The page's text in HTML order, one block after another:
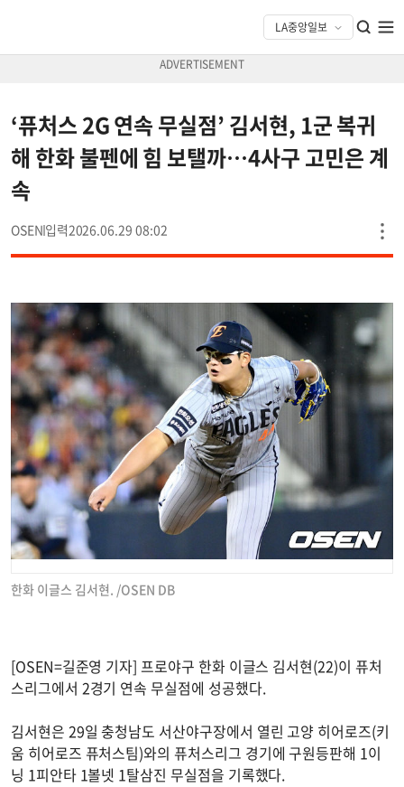
‘퓨처스 2G 연속 무실점’ 김서현, 1군 복귀
해 한화 불펜에 힘 보탤까…4사구 고민은 계
속
OSEN 2026.06.29 08:02
한화 이글스 김서현. /OSEN DB
[OSEN=길준영 기자] 프로야구 한화 이글스 김서현(22)이 퓨처
스리그에서 2경기 연속 무실점에 성공했다.
김서현은 29일 충청남도 서산야구장에서 열린 고양 히어로즈(키
움 히어로즈 퓨처스팀)와의 퓨처스리그 경기에 구원등판해 1이
닝 1피안타 1볼넷 1탈삼진 무실점을 기록했다.